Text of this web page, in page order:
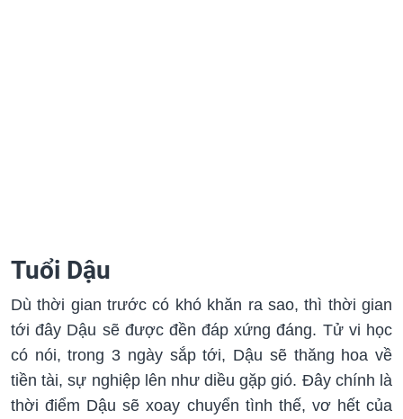
Tuổi Dậu
Dù thời gian trước có khó khăn ra sao, thì thời gian
tới đây Dậu sẽ được đền đáp xứng đáng. Tử vi học
có nói, trong 3 ngày sắp tới, Dậu sẽ thăng hoa về
tiền tài, sự nghiệp lên như diều gặp gió. Đây chính là
thời điểm Dậu sẽ xoay chuyển tình thế, vơ hết của